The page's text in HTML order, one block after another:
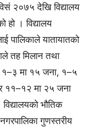
२०७५ देखि विद्यालय
हो । विद्यालय
पालिकाले यातायातको
तह मिलान तथा
१–३ मा १५ जना, १–५
११–१२ मा २५ जना
विद्यालयको भौतिक
गुणस्तरीय